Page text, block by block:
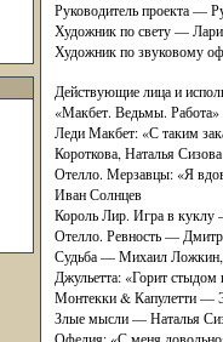
Руководитель проекта —
Художник по свету —
Художник по звуковому
Действующие лица и
«Макбет. Ведьмы.
Леди Макбет: «С таким
Короткова, Наталья Сизова
Отелло. Мерзавцы: «Я
Иван Солнцев
Король Лир. Игра в куклу
Отелло. Ревность —
Судьба — Михаил
Джульетта: «Горит
Монтекки & Капулетти —
Злые мысли — Наталья